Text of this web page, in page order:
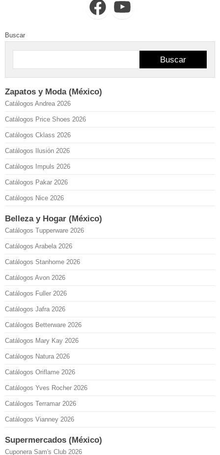
FacebookYouTube
Buscar
Buscar
Zapatos y Moda (México)
Catálogos Andrea 2026
Catálogos Price Shoes 2026
Catálogos Cklass 2026
Catálogos Ilusión 2026
Catálogos Impuls 2026
Catálogos Pakar 2026
Catálogos Nice 2026
Belleza y Hogar (México)
Catálogos Tupperware 2026
Catálogos Arabela 2026
Catálogos Stanhome 2026
Catálogos Avon 2026
Catálogos Fuller 2026
Catálogos Jafra 2026
Catálogos Betterware 2026
Catálogos Mary Kay 2026
Catálogos Natura 2026
Catálogos Oriflame 2026
Catálogos Yves Rocher 2026
Catálogos Terramar 2026
Catálogos Vianney 2026
Supermercados (México)
Cuponera Sam's Club 2026